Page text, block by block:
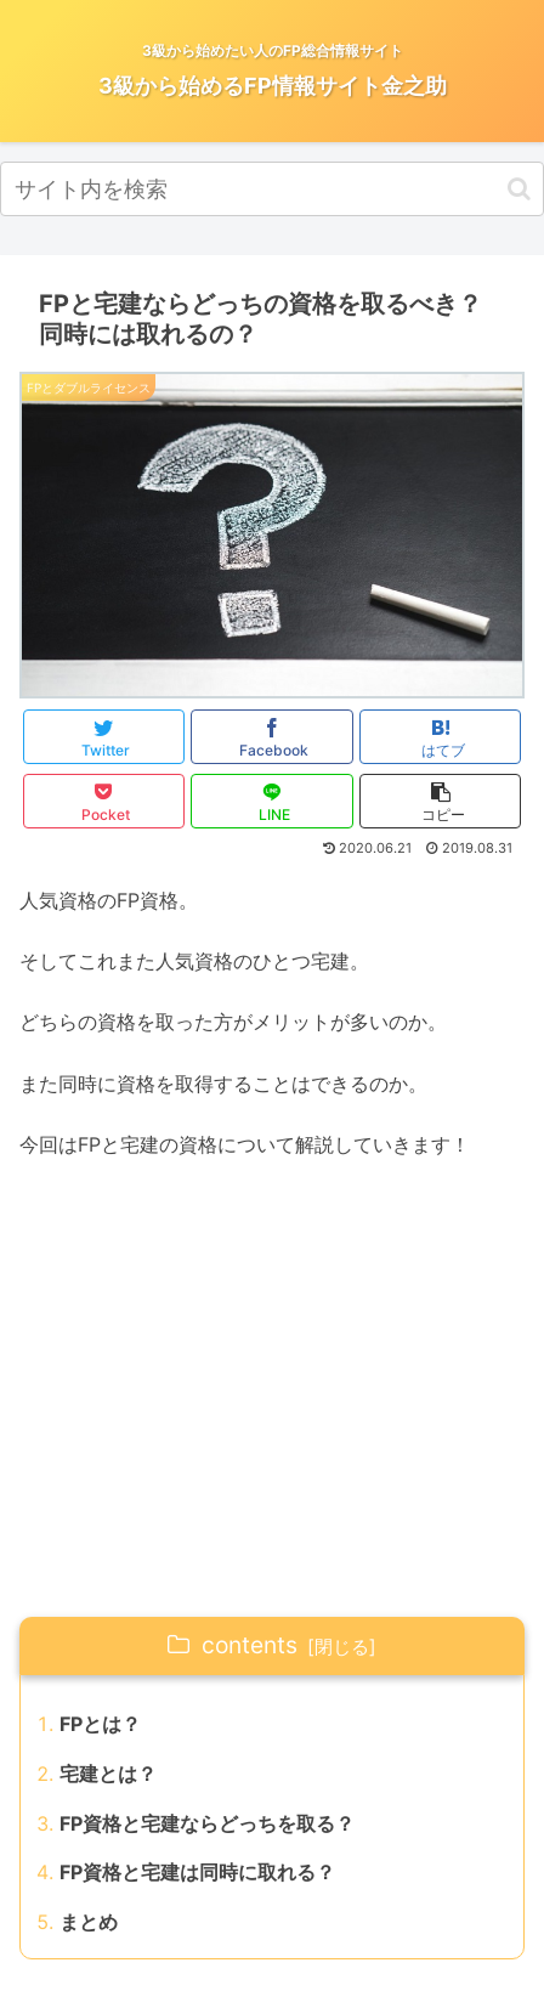
3級から始めたい人のFP総合情報サイト
3級から始めるFP情報サイト金之助
FPと宅建ならどっちの資格を取るべき？
同時には取れるの？
FPとダブルライセンス
Twitter Facebook はてブ
Pocket LINE コピー
2020.06.21 2019.08.31
人気資格のFP資格。
そしてこれまた人気資格のひとつ宅建。
どちらの資格を取った方がメリットが多いのか。
また同時に資格を取得することはできるのか。
今回はFPと宅建の資格について解説していきます！
contents
FPとは？
宅建とは？
FP資格と宅建ならどっちを取る？
FP資格と宅建は同時に取れる？
まとめ